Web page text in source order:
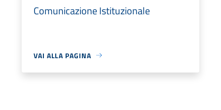
Comunicazione Istituzionale
VAI ALLA PAGINA